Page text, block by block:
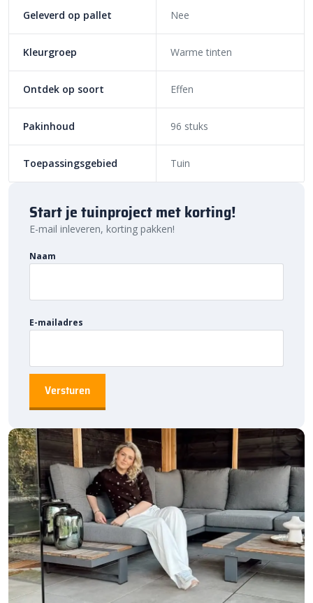
Geleverd op pallet Nee
Kleurgroep Warme tinten
Ontdek op soort Effen
Pakinhoud 96 stuks
Toepassingsgebied Tuin
Start je tuinproject met korting!
E-mail inleveren, korting pakken!
Naam
E-mailadres